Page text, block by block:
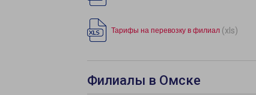
Тарифы на перевозку в филиал (xls)
Филиалы в Омске